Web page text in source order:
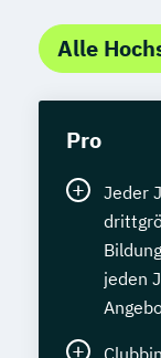
Alle
Pro
Jeder
jeden